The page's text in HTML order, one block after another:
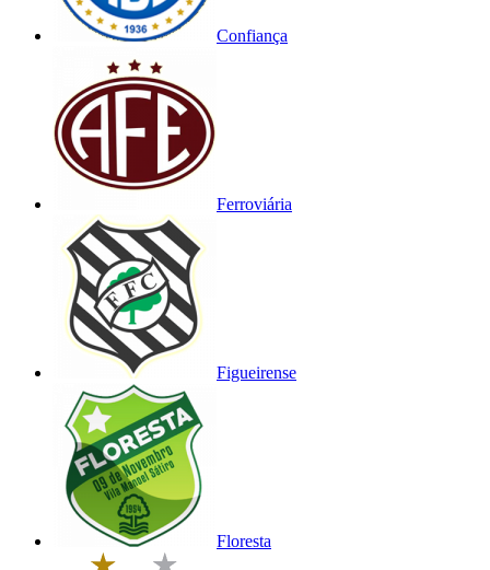
Confiança
Ferroviária
Figueirense
Floresta